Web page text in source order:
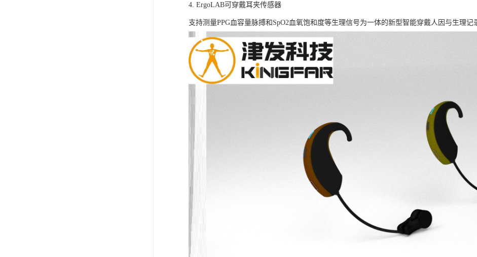
4. ErgoLAB可穿戴耳夹传感器
支持测量PPG血容量脉搏和SpO2血氧饱和度等生理信号为一体的新型智能穿戴人因与生理记